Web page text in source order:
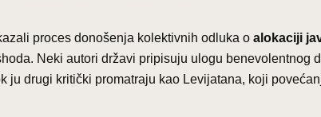
proces donošenja kolektivnih odluka o alokaciji
Neki autori državi pripisuju ulogu benevolentnog
ju drugi kritički promatraju kao Levijatana, koji